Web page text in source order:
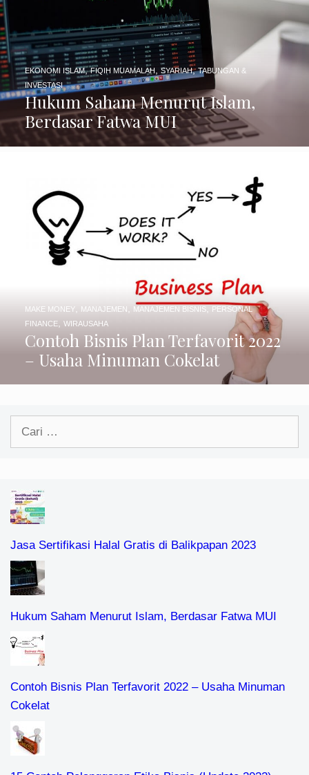
Hukum Saham Menurut Islam,
Berdasar Fatwa MUI
EKONOMI ISLAM,FIQIH MUAMALAH, SYARIAH,TABUNGAN &
INVESTASI
Contoh Bisnis Plan Terfavorit 2022
– Usaha Minuman Cokelat
MAKE MONEY, MANAJEMEN MANAJEMEN BISNIS,PERSONAL
FINANCE, WIRAUSAHA
Cari
Jasa Sertifikasi Halal Gratis di Balikpapan 2023
Hukum Saham Menurut Islam, Berdasar Fatwa MUI
Contoh Bisnis Plan Terfavorit 2022 – Usaha Minuman
Cokelat